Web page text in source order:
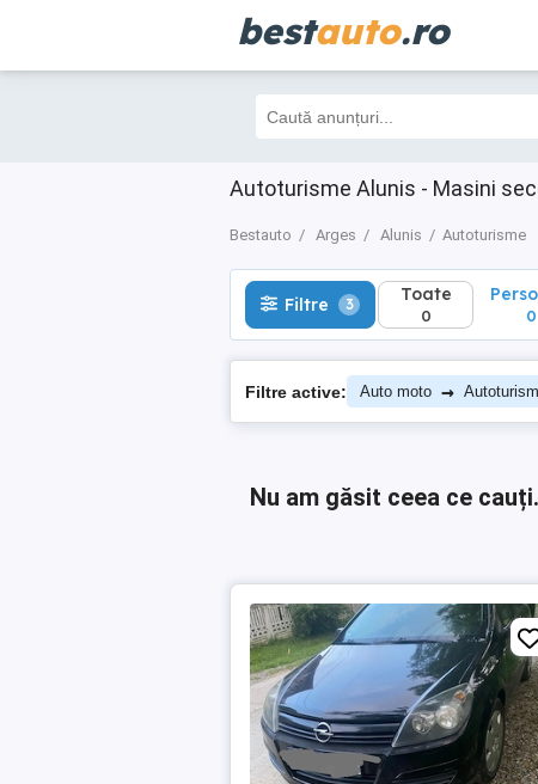
bestauto.ro
Autoturisme Alunis - Masini
Bestauto Arges Alunis Autoturisme
Filtre 3 Toate
0
Filtre 3 Toate
0 0
Filtre active: Auto moto →
Nu am găsit ceea ce cauți.